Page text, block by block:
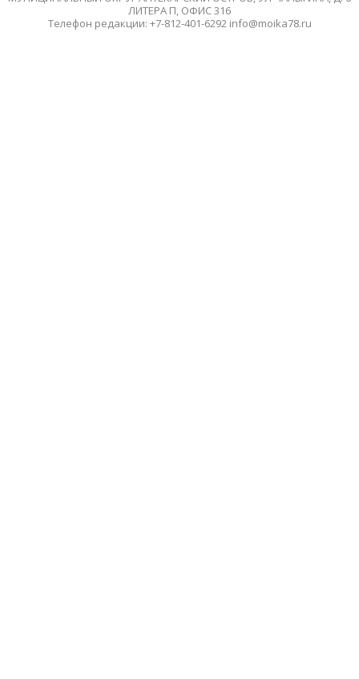
ЛИТЕРА П, ОФИС 316
Телефон редакции: +7-812-401-6292 info@moika78.ru